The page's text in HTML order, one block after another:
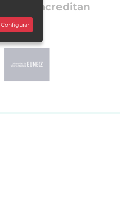
Nos acreditan
Configurar